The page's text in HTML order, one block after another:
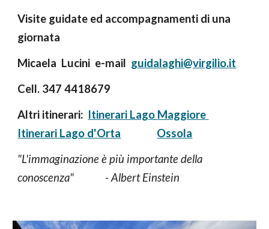
Visite guidate ed accompagnamenti di una
giornata
Micaela  Lucini  e-mail guidalaghi@virgilio.it
Cell. 347 4418679
Altri itinerari:
Itinerari Lago d'Orta
Ossola
"L'immaginazione è più importante della
conoscenza"             - Albert Einstein